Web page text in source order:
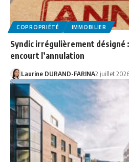
COPROPRIÉTÉ IMMOBILIER
Syndic irrégulièrement désigné
encourt l’annulation
Laurine DURAND-FARINA2 juillet